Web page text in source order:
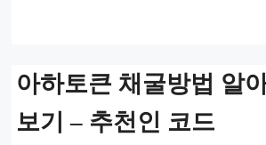
아하토큰 채굴방법 알
보기 – 추천인 코드